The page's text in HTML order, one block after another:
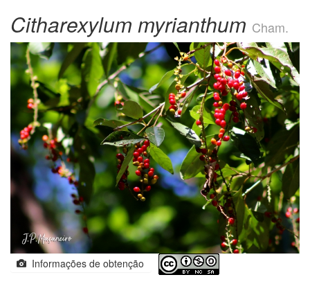
Citharexylum myrianthum Cham.
Informações de obtenção